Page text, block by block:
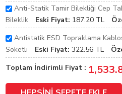
Anti-Statik Tamir Bilekliği Cep
Bileklik
Eski Fiyat: 187.20 TL
Antistatik ESD Topraklama
Soketli
Eski Fiyat: 322.56 TL
Toplam İndirimli Fiyat :